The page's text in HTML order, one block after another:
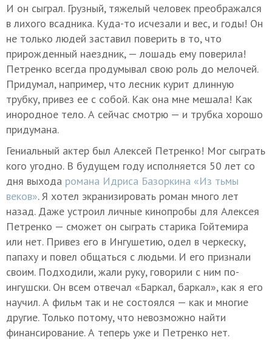
И он сыграл. Грузный, тяжелый человек преображался
в лихого всадника. Куда-то исчезали и вес, и годы! Он
не только людей заставил поверить в то, что
прирожденный наездник, — лошадь ему поверила!
Петренко всегда продумывал свою роль до мелочей.
Придумал, например, что лесник курит длинную
трубку, привез ее с собой. Как она мне мешала! Как
инородное тело. А сейчас смотрю — и трубка хорошо
придумана.
Гениальный актер был Алексей Петренко! Мог сыграть
кого угодно. В будущем году исполняется 50 лет со
дня выхода романа Идриса Базоркина «Из тьмы
веков». Я хотел экранизировать роман много лет
назад. Даже устроил личные кинопробы для Алексея
Петренко — сможет он сыграть старика Гойтемира
или нет. Привез его в Ингушетию, одел в черкеску,
папаху и повел общаться с людьми. И его признали
своим. Подходили, жали руку, говорили с ним по-
ингушски. Он всем отвечал «Баркал, баркал», как я его
научил. А фильм так и не состоялся — как и многие
другие. Только потому, что невозможно найти
финансирование. А теперь уже и Петренко нет.